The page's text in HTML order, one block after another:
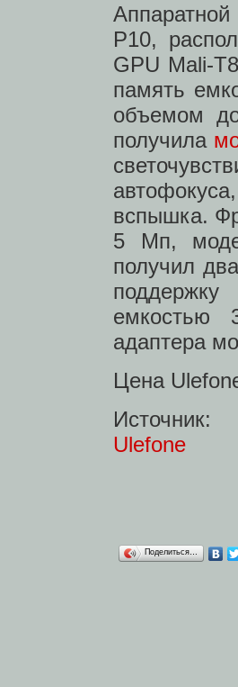
P10,
GPU Mali-
память
объемом
получила
вспышка.
5 Мп,
получил
емкостью
адаптера
Цена
Источник:
Ulefone
Поделиться…